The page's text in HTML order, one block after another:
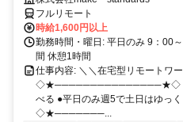
フルリモート
時給1,600円以上
勤務時間・曜日: 平日のみ 9：00
間 休憩1時間
仕事内容: ＼＼在宅型リモートワ
◇★───────────────★◇
べる ●平日のみ週5で土日はゆっ
◇★───────...